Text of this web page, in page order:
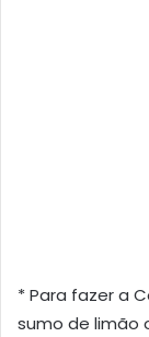
* Para fazer a
sumo de limão